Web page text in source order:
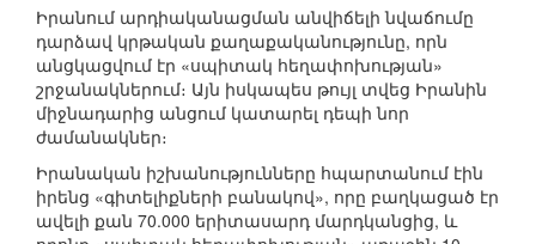
Իրանում արդիականացման անվիճելի նվաճումը
դարձավ կրթական քաղաքականությունը, որն
անցկացվում էր «սպիտակ հեղափոխության»
շրջանակներում։ Այն իսկապես թույլ տվեց Իրանին
միջնադարից անցում կատարել դեպի նոր
ժամանակներ։
Իրանական իշխանությունները հպարտանում էին
իրենց «գիտելիքների բանակով», որը բաղկացած էր
ավելի քան 70.000 երիտասարդ մարդկանցից, և